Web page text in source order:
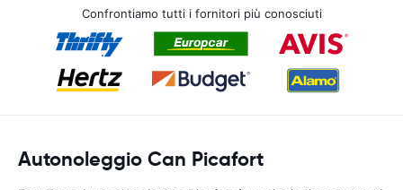
Confrontiamo tutti i fornitori più conosciuti
Autonoleggio Can Picafort